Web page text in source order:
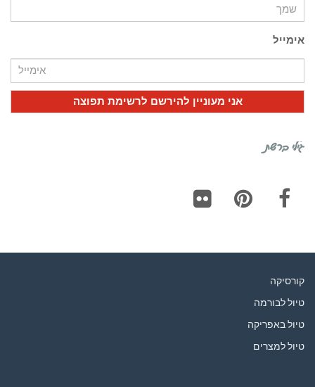
אימייל
גילי ברשת
קורסיקה
טיול לבורמה
טיול באפריקה
טיול למצרים